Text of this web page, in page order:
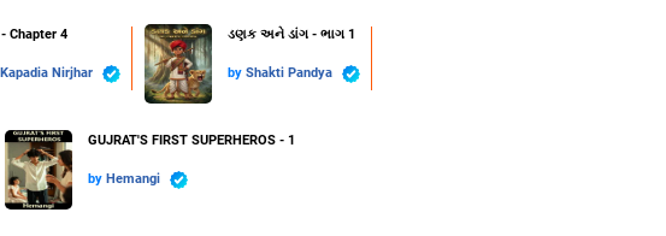
Chapter 4
Nirjhar
ડણક અને ડાંગ - ભાગ 1
by Shakti Pandya
GUJRAT'S FIRST SUPERHEROS - 1
by Hemangi